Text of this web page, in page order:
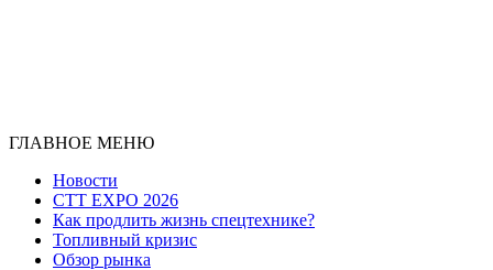
ГЛАВНОЕ МЕНЮ
Новости
CTT EXPO 2026
Как продлить жизнь спецтехнике?
Топливный кризис
Обзор рынка